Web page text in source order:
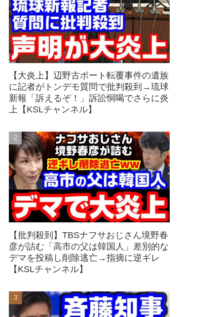
【大炎上】辺野古ボート転覆事件の遺族
に記者がトンデモ質問で批判殺到→琉球
新報「訴えるぞ！」訴訟恫喝でさらに炎
上【KSLチャンネル】
【批判殺到】TBSナフサおじさん境野春
彦が詰む「高市の父は韓国人」差別的な
デマを投稿し削除逃亡→指摘に逆ギレ
【KSLチャンネル】